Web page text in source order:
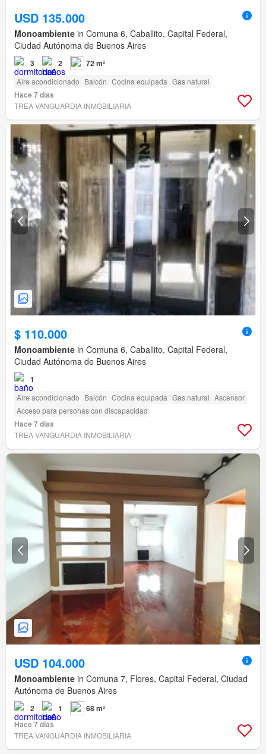
USD 135.000
Monoambiente in Comuna 6, Caballito, Capital Federal,
Ciudad Autónoma de Buenos Aires
3 2 72 m²
Aire acondicionado Balcón Cocina equipada Gas natural
Hace 7 días
TREA VANGUARDIA INMOBILIARIA
$ 110.000
Monoambiente in Comuna 6, Caballito, Capital Federal,
Ciudad Autónoma de Buenos Aires
1
Aire acondicionado Balcón Cocina equipada Gas natural Ascensor
Acceso para personas con discapacidad
Hace 7 días
TREA VANGUARDIA INMOBILIARIA
USD 104.000
Monoambiente in Comuna 7, Flores, Capital Federal, Ciudad
Autónoma de Buenos Aires
2 1
68 m²
Hace 7 días
TREA VANGUARDIA INMOBILIARIA